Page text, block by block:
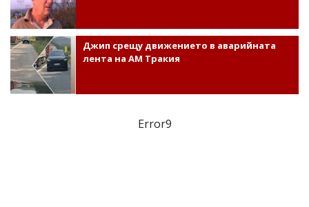
Джип срещу движението в аварийната
лента на АМ Тракия
Error9